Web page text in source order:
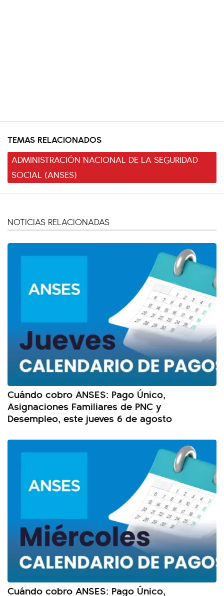
TEMAS RELACIONADOS
ADMINISTRACIÓN NACIONAL DE LA SEGURIDAD
SOCIAL (ANSES)
NOTICIAS RELACIONADAS
Cuándo cobro ANSES: Pago Único,
Asignaciones Familiares de PNC y
Desempleo, este jueves 6 de agosto
Cuándo cobro ANSES: Pago Único,